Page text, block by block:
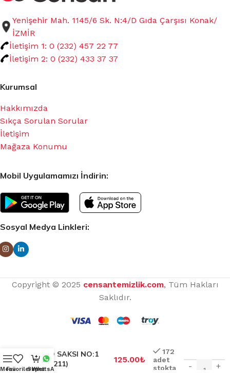
Yenişehir Mah. 1145/6 Sk. N:4/D Gıda Çarşısı Konak/
İZMİR
İletişim 1: 0 (232) 457 22 77
İletişim 2: 0 (232) 433 37 37
Kurumsal
Hakkımızda
Sıkça Sorulan Sorular
İletişim
Mağaza Konumu
Mobil Uygulamamızı İndirin:
Sosyal Medya Linkleri:
Copyright © 2025 censantemizlik.com, Tüm Hakları
Saklıdır.
Menü
Favorilerim
Sepet
WhatsApp
KARO SAKSI NO:1
(KRS-211)
125.00₺
172
adet
stokta
- +